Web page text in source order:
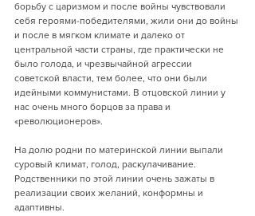
борьбу с царизмом и после войны чувствовали
себя героями-победителями, жили они до войны
и после в мягком климате и далеко от
центральной части страны, где практически не
было голода, и чрезвычайной агрессии
советской власти, тем более, что они были
идейными коммунистами. В отцовской линии у
нас очень много борцов за права и
«революционеров».
На долю родни по материнской линии выпали
суровый климат, голод, раскулачивание.
Родственники по этой линии очень зажаты в
реализации своих желаний, конформны и
адаптивны.